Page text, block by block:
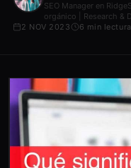
SEO Manager en
orgánico | Research &
2 NOV 2023
6 min lectura